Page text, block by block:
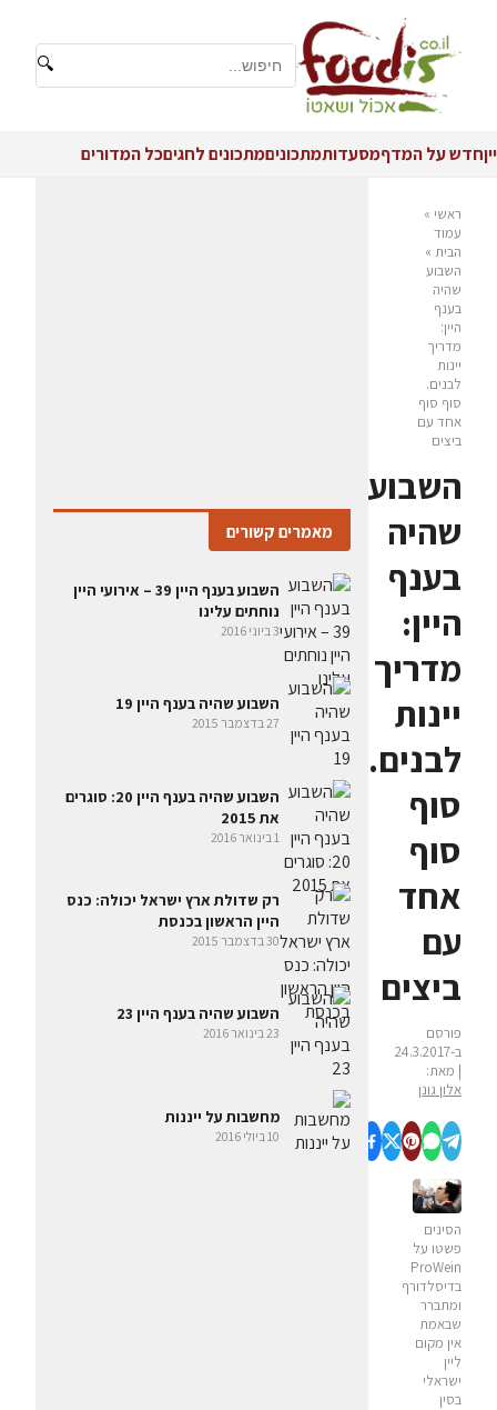
🔍
ייןחדש על המדףמסעדותמתכוניםמתכונים לחגיםכל המדורים
ראשי »
עמוד
הבית »
השבוע
שהיה
בענף
היין:
מדריך
יינות
לבנים.
סוף סוף
אחד עם
ביצים
השבוע
שהיה
בענף
היין:
מדריך
יינות
לבנים.
סוף
סוף
אחד
עם
ביצים
פורסם
ב-24.3.2017
| מאת:
אלון גונן
הסינים
פשטו על
ProWein
בדיסלדורף
ומתברר
שבאמת
אין מקום
ליין
ישראלי
בסין
מאמרים קשורים
השבוע בענף היין 39 – אירועי היין
נוחתים עלינו
3 ביוני 2016
השבוע שהיה בענף היין 19
27 בדצמבר 2015
השבוע שהיה בענף היין 20: סוגרים
את 2015
1 בינואר 2016
רק שדולת ארץ ישראל יכולה: כנס
היין הראשון בכנסת
30 בדצמבר 2015
השבוע שהיה בענף היין 23
23 בינואר 2016
מחשבות על ייננות
10 ביולי 2016